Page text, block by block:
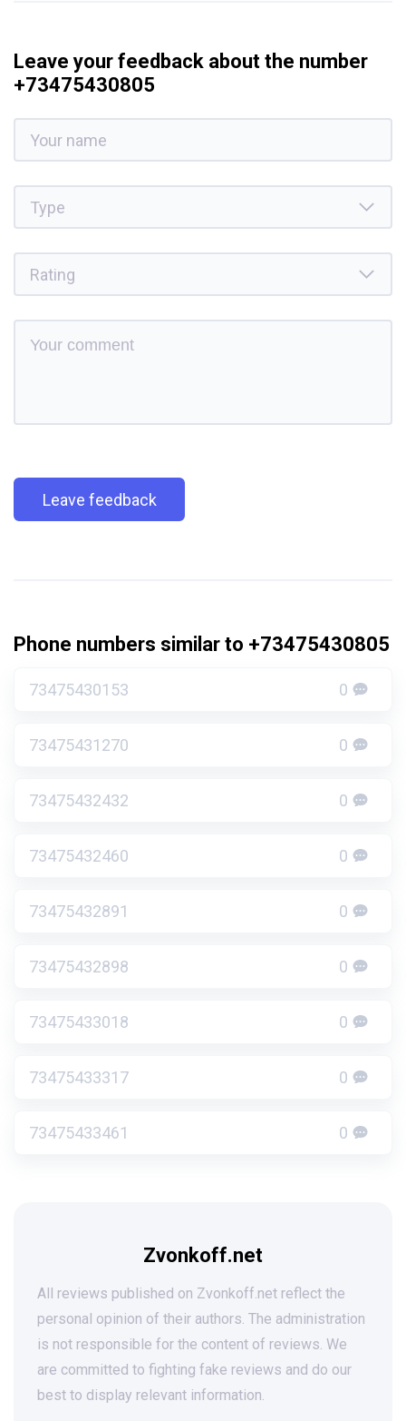
Leave your feedback about the number
+73475430805
Leave feedback
Phone numbers similar to +73475430805
73475430153 0
73475431270 0
73475432432 0
73475432460 0
73475432891 0
73475432898 0
73475433018 0
73475433317 0
73475433461 0
Zvonkoff.net
All reviews published on Zvonkoff.net reflect the
personal opinion of their authors. The administration
is not responsible for the content of reviews. We
are committed to fighting fake reviews and do our
best to display relevant information.